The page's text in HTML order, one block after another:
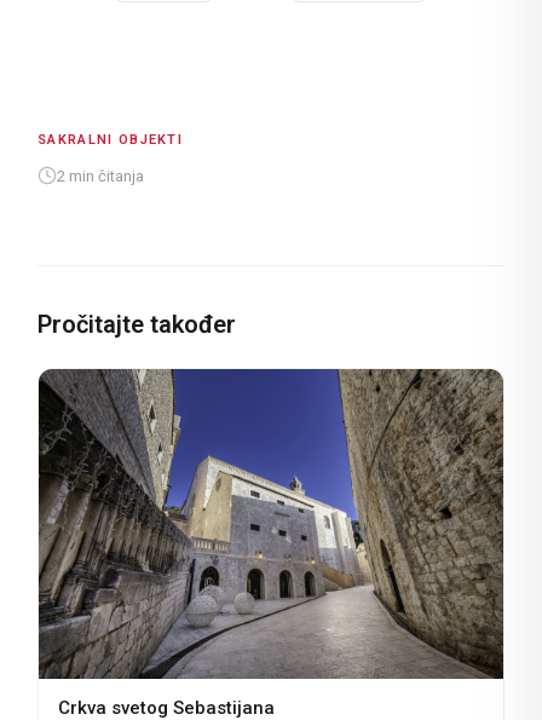
SAKRALNI OBJEKTI
2 min čitanja
Pročitajte također
Crkva svetog Sebastijana